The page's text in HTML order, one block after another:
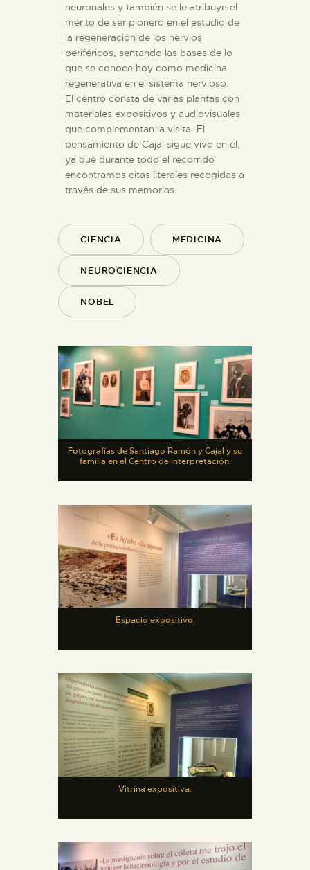
neuronales y también se le atribuye el
mérito de ser pionero en el estudio de
la regeneración de los nervios
periféricos, sentando las bases de lo
que se conoce hoy como medicina
regenerativa en el sistema nervioso.
El centro consta de varias plantas con
materiales expositivos y audiovisuales
que complementan la visita. El
pensamiento de Cajal sigue vivo en él,
ya que durante todo el recorrido
encontramos citas literales recogidas a
través de sus memorias.
CIENCIA MEDICINA
NEUROCIENCIA
NOBEL
Fotografías de Santiago Ramón y Cajal y su
familia en el Centro de Interpretación.
Espacio expositivo.
Vitrina expositiva.